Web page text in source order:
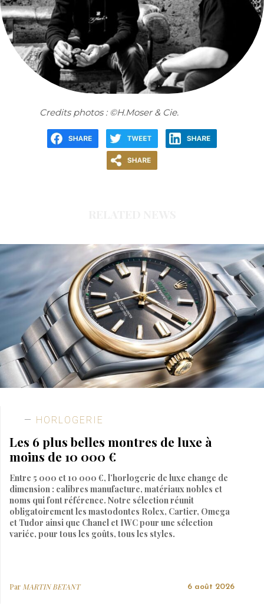
Credits photos : ©H.Moser & Cie.
HORLOGERIE
Les 6 plus belles montres de luxe à
moins de 10 000 €
Entre 5 000 et 10 000 €, l’horlogerie de luxe change de
dimension : calibres manufacture, matériaux nobles et
noms qui font référence. Notre sélection réunit
obligatoirement les mastodontes Rolex, Cartier, Omega
et Tudor ainsi que Chanel et IWC pour une sélection
variée, pour tous les goûts, tous les styles.
ParMARTIN BETANT 6 août 2026